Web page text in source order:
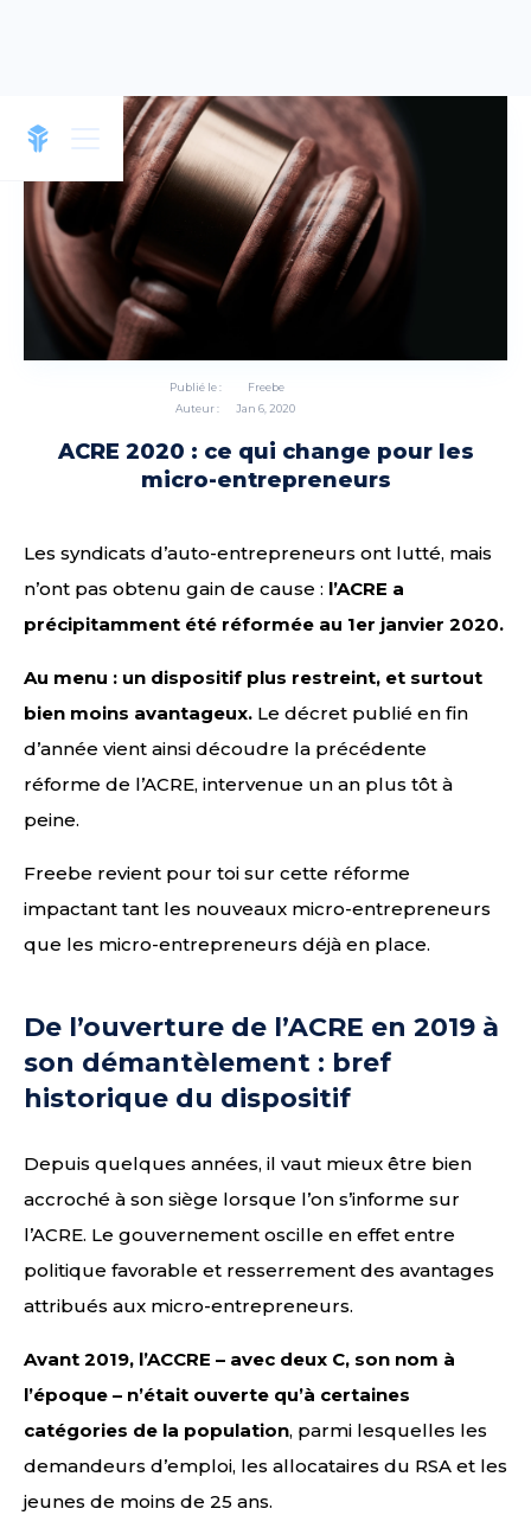
Publié le :
Auteur :
Freebe
Jan 6, 2020
ACRE 2020 : ce qui change pour les
micro-entrepreneurs
Les syndicats d’auto-entrepreneurs ont lutté, mais
n’ont pas obtenu gain de cause : l’ACRE a
précipitamment été réformée au 1er janvier 2020.
Au menu : un dispositif plus restreint, et surtout
bien moins avantageux. Le décret publié en fin
d’année vient ainsi découdre la précédente
réforme de l’ACRE, intervenue un an plus tôt à
peine.
Freebe revient pour toi sur cette réforme
impactant tant les nouveaux micro-entrepreneurs
que les micro-entrepreneurs déjà en place.
De l’ouverture de l’ACRE en 2019 à
son démantèlement : bref
historique du dispositif
Depuis quelques années, il vaut mieux être bien
accroché à son siège lorsque l’on s’informe sur
l’ACRE. Le gouvernement oscille en effet entre
politique favorable et resserrement des avantages
attribués aux micro-entrepreneurs.
Avant 2019, l’ACCRE – avec deux C, son nom à
l’époque – n’était ouverte qu’à certaines
catégories de la population, parmi lesquelles les
demandeurs d’emploi, les allocataires du RSA et les
jeunes de moins de 25 ans.